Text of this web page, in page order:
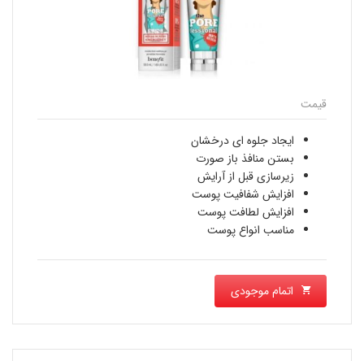
قیمت
ایجاد جلوه ای درخشان
بستن منافذ باز صورت
زیرسازی قبل از آرایش
افزایش شفافیت پوست
افزایش لطافت پوست
مناسب انواع پوست
اتمام موجودی